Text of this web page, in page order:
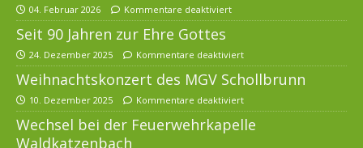
04. Februar 2026 Kommentare deaktiviert
Seit 90 Jahren zur Ehre Gottes
24. Dezember 2025 Kommentare deaktiviert
Weihnachtskonzert des MGV Schollbrunn
10. Dezember 2025 Kommentare deaktiviert
Wechsel bei der Feuerwehrkapelle
Waldkatzenbach